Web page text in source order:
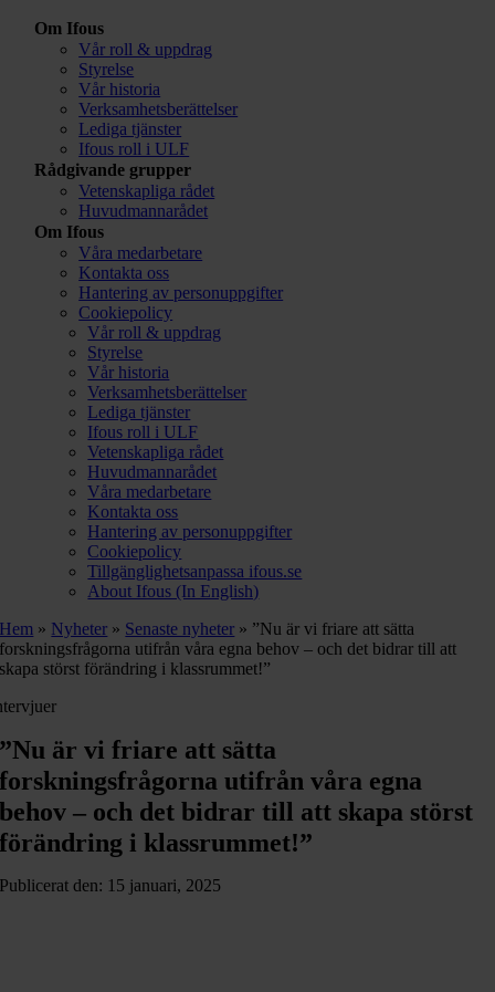
Om Ifous
Vår roll & uppdrag
Styrelse
Vår historia
Verksamhetsberättelser
Lediga tjänster
Ifous roll i ULF
Rådgivande grupper
Vetenskapliga rådet
Huvudmannarådet
Om Ifous
Våra medarbetare
Kontakta oss
Hantering av personuppgifter
Cookiepolicy
Vår roll & uppdrag
Styrelse
Vår historia
Verksamhetsberättelser
Lediga tjänster
Ifous roll i ULF
Vetenskapliga rådet
Huvudmannarådet
Våra medarbetare
Kontakta oss
Hantering av personuppgifter
Cookiepolicy
Tillgänglighetsanpassa ifous.se
About Ifous (In English)
Hem » Nyheter » Senaste nyheter » ”Nu är vi friare att sätta
forskningsfrågorna utifrån våra egna behov – och det bidrar till att
skapa störst förändring i klassrummet!”
”Nu är vi friare att sätta
forskningsfrågorna utifrån våra egna
behov – och det bidrar till att skapa störst
förändring i klassrummet!”
Publicerat den: 15 januari, 2025